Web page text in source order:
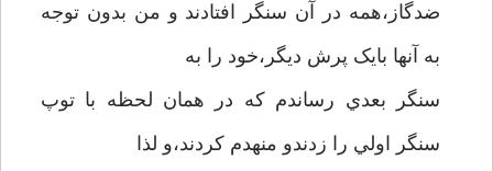
ضدگاز،همه در آن سنگر افتادند و من بدون توجه
به آنها بايک پرش ديگر،خود را به
سنگر بعدي رساندم که در همان لحظه با توپ
سنگر اولي را زدندو منهدم کردند،و لذا